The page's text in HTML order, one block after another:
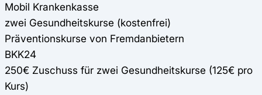
Mobil Krankenkasse
zwei Gesundheitskurse (kostenfrei)
Präventionskurse von Fremdanbietern
BKK24
250€ Zuschuss für zwei Gesundheitskurse (125€ pro
Kurs)